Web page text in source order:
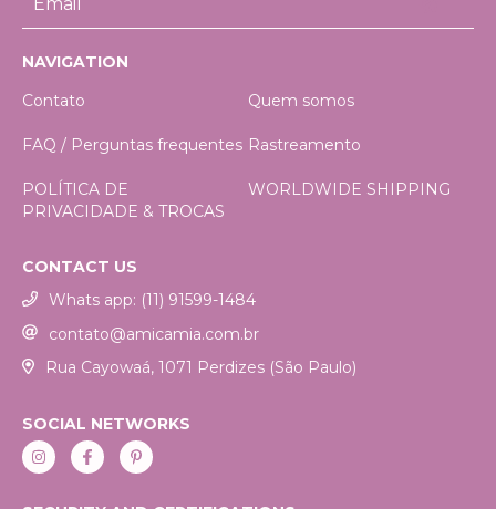
NAVIGATION
Contato
Quem somos
FAQ / Perguntas frequentes Rastreamento
POLÍTICA DE
PRIVACIDADE & TROCAS
WORLDWIDE SHIPPING
CONTACT US
Whats app: (11) 91599-1484
contato@amicamia.com.br
Rua Cayowaá, 1071 Perdizes (São Paulo)
SOCIAL NETWORKS